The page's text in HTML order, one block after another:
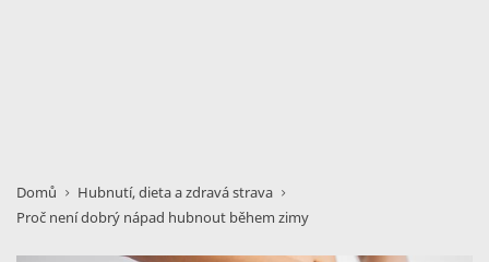
Domů
Hubnutí, dieta a zdravá strava
Proč není dobrý nápad hubnout během zimy